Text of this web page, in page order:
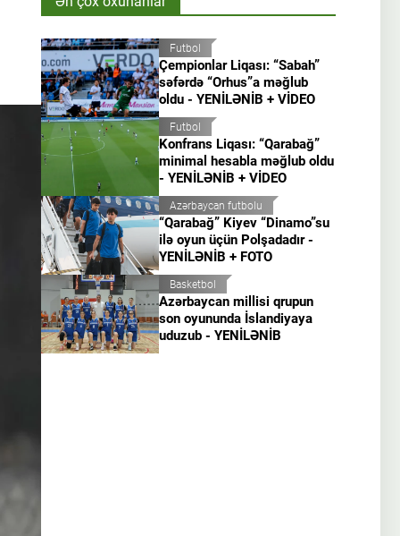
Futbol
Çempionlar Liqası: “Sabah”
səfərdə “Orhus”a məğlub
oldu - YENİLƏNİB + VİDEO
Futbol
Konfrans Liqası: “Qarabağ”
minimal hesabla məğlub oldu
- YENİLƏNİB + VİDEO
Azərbaycan futbolu
“Qarabağ” Kiyev “Dinamo”su
ilə oyun üçün Polşadadır -
YENİLƏNİB + FOTO
Basketbol
Azərbaycan millisi qrupun
son oyununda İslandiyaya
uduzub - YENİLƏNİB